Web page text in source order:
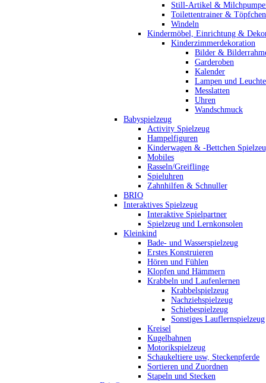
Still-Artikel &
Toilettentrainer & Töpfchen
Windeln
Kindermöbel, Einrichtung &
Kinderzimmerdekoration
Bilder &
Garderoben
Kalender
Lampen und
Messlatten
Uhren
Wandschmuck
Babyspielzeug
Activity Spielzeug
Hampelfiguren
Kinderwagen & -Bettchen
Mobiles
Rasseln/Greiflinge
Spieluhren
Zahnhilfen & Schnuller
BRIO
Interaktives Spielzeug
Interaktive Spielpartner
Spielzeug und Lernkonsolen
Kleinkind
Bade- und Wasserspielzeug
Erstes Konstruieren
Hören und Fühlen
Klopfen und Hämmern
Krabbeln und Laufenlernen
Krabbelspielzeug
Nachziehspielzeug
Schiebespielzeug
Sonstiges Lauflernspielzeug
Kreisel
Kugelbahnen
Motorikspielzeug
Schaukeltiere usw, Steckenpferde
Sortieren und Zuordnen
Stapeln und Stecken